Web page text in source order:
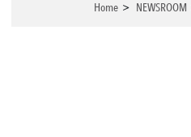
Home > NEWSROOM